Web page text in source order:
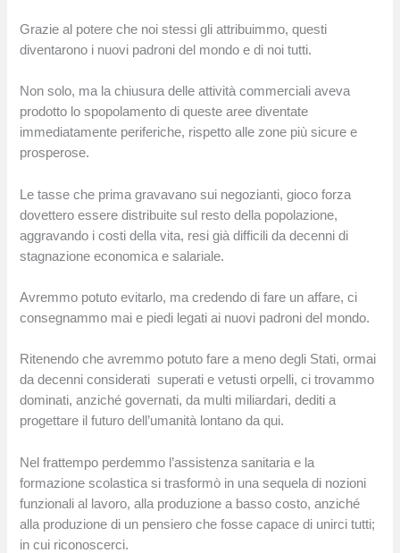
Grazie al potere che noi stessi gli attribuimmo, questi
diventarono i nuovi padroni del mondo e di noi tutti.
Non solo, ma la chiusura delle attività commerciali aveva
prodotto lo spopolamento di queste aree diventate
immediatamente periferiche, rispetto alle zone più sicure e
prosperose.
Le tasse che prima gravavano sui negozianti, gioco forza
dovettero essere distribuite sul resto della popolazione,
aggravando i costi della vita, resi già difficili da decenni di
stagnazione economica e salariale.
Avremmo potuto evitarlo, ma credendo di fare un affare, ci
consegnammo mai e piedi legati ai nuovi padroni del mondo.
Ritenendo che avremmo potuto fare a meno degli Stati, ormai
da decenni considerati superati e vetusti orpelli, ci trovammo
dominati, anziché governati, da multi miliardari, dediti a
progettare il futuro dell’umanità lontano da qui.
Nel frattempo perdemmo l’assistenza sanitaria e la
formazione scolastica si trasformò in una sequela di nozioni
funzionali al lavoro, alla produzione a basso costo, anziché
alla produzione di un pensiero che fosse capace di unirci tutti;
in cui riconoscerci.